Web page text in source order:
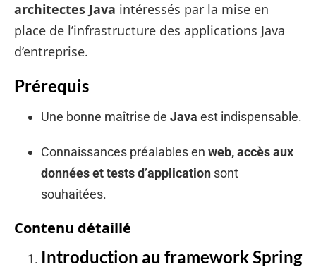
architectes Java intéressés par la mise en
place de l’infrastructure des applications Java
d’entreprise.
Prérequis
Une bonne maîtrise de Java est indispensable.
Connaissances préalables en web, accès aux
données et tests d’application sont
souhaitées.
Contenu détaillé
Introduction au framework Spring